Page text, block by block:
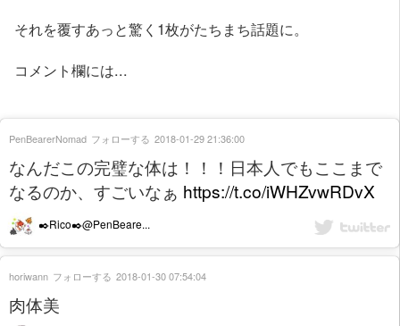
それを覆すあっと驚く1枚がたちまち話題に。
コメント欄には...
なんだこの完璧な体は！！！日本人でもここまで
なるのか、すごいなぁ https://t.co/iWHZvwRDvX
✒️Rico✒️@PenBeare...
PenBearerNomad フォローする 2018-01-29 21:36:00
肉体美
horiwann フォローする 2018-01-30 07:54:04